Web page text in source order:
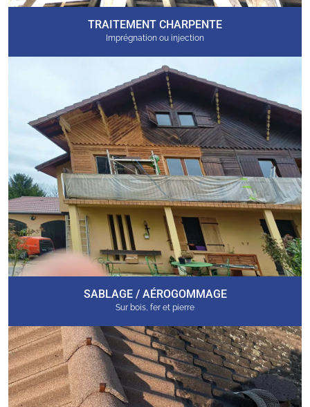
TRAITEMENT CHARPENTE
Imprégnation ou injection
SABLAGE / AÉROGOMMAGE
Sur bois, fer et pierre